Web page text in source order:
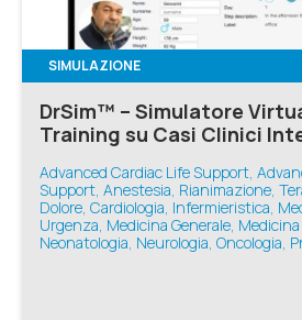
SIMULAZIONE
DrSim™ – Simulatore
Training su Casi Clinici
Advanced Cardiac Life Support,
Support, Anestesia, Rianimazione,
Dolore, Cardiologia, Infermieristica,
Urgenza, Medicina Generale,
Neonatologia, Neurologia, Oncologia,